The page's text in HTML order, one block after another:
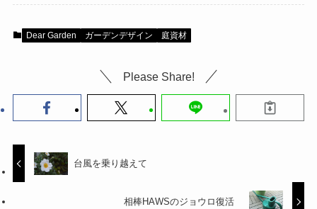
Dear Garden ガーデンデザイン 庭資材
Please Share!
台風を乗り越えて
相棒HAWSのジョウロ復活